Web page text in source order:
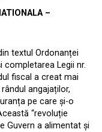
–
textul Ordonanței
Legii nr.
fiscal a creat mai
angajaților,
pe care și-o
“revoluție
Guvern a alimentat și